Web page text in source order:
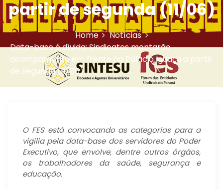
partir de segunda (11/06)
Home
Notícias
Data-base é dívida: Sindicatos montarão
acampamento em frente ao Palácio Iguaçu a partir
de segunda (11/06)
O FES está convocando as categorias para a
vigília pela data-base dos servidores do Poder
Executivo, que envolve, dentre outros órgãos,
os trabalhadores da saúde, segurança e
educação.